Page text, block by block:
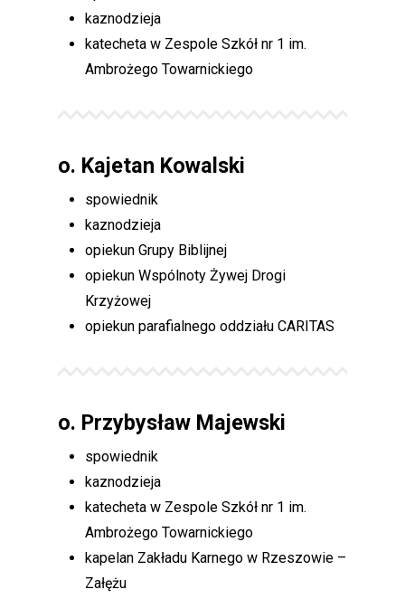
kaznodzieja
katecheta w Zespole Szkół nr 1 im.
Ambrożego Towarnickiego
o. Kajetan Kowalski
spowiednik
kaznodzieja
opiekun Grupy Biblijnej
opiekun Wspólnoty Żywej Drogi
Krzyżowej
opiekun parafialnego oddziału CARITAS
o. Przybysław Majewski
spowiednik
kaznodzieja
katecheta w Zespole Szkół nr 1 im.
Ambrożego Towarnickiego
kapelan Zakładu Karnego w Rzeszowie –
Załężu